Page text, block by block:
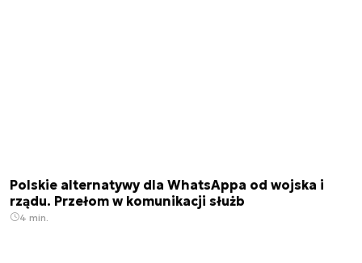
Polskie alternatywy dla WhatsAppa od wojska i
rządu. Przełom w komunikacji służb
4 min.